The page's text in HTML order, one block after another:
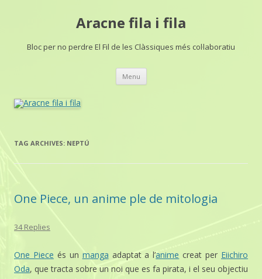
Aracne fila i fila
Bloc per no perdre El Fil de les Clàssiques més col·laboratiu
Menu Skip
TAG ARCHIVES: NEPTÚ
One Piece, un anime ple de mitologia
34 Replies
One Piece és un manga adaptat a l’anime creat per Eiichiro
Oda, que tracta sobre un noi que es fa pirata, i el seu objectiu